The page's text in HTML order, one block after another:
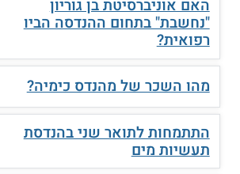
האם אוניברסיטת בן גוריון
"נחשבת" בתחום ההנדסה הביו
רפואית?
מהו השכר של מהנדס כימיה?
התתמחות לתואר שני בהנדסת
תעשיות מים